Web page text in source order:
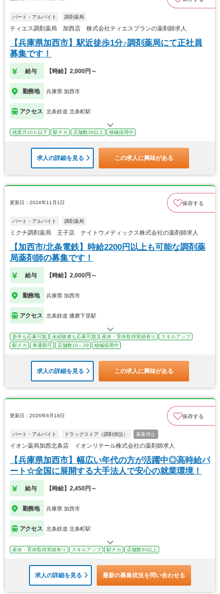
パート・アルバイト 調剤薬局
ティエス調剤薬局 加西店 株式会社ティエスプランの薬剤師求人
【兵庫県加西市】駅近徒歩1分♪調剤薬局にて正社員
募集です！
給与 【時給】2,000円～
勤務地 兵庫県 加西市
アクセス 北条鉄道 北条町駅
残業月10ｈ以下 駅チカ 店舗数30以上 積極採用中
求人の詳細を見る この求人に興味がある
更新日：2024年11月1日 保存する
パート・アルバイト 調剤薬局
ミクチ調剤薬局 王子店 ナイトウメディックス株式会社の薬剤師求人
【加西市/北条電鉄】時給2200円以上も可能な調剤薬
局薬剤師の募集です！
給与 【時給】2,000円～
勤務地 兵庫県 加西市
アクセス 北条鉄道 播磨下里駅
新卒も応募可能 未経験者も応募可能 産休・育休取得実績有り
スキルアップ
駅チカ
車通勤可 店舗数10～29 積極採用中
求人の詳細を見る この求人に興味がある
更新日：2026年6月18日 保存する
パート・アルバイト ドラッグストア（調剤併設） 募集停止
イオン薬局加西北条店 イオンリテール株式会社の薬剤師求人
【兵庫県加西市】幅広い年代の方が活躍中◎高時給パ
ート☆全国に展開する大手法人で安心の就業環境！
給与 【時給】2,450円～
勤務地 兵庫県 加西市
アクセス 北条鉄道 北条町駅
産休・育休取得実績有り スキルアップ 駅チカ 店舗数30以上
求人の詳細を見る 最新の募集状況を問い合わせる